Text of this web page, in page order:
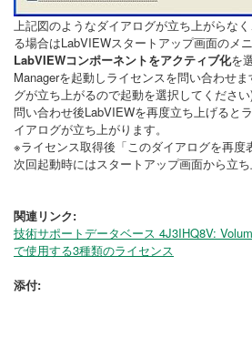
上記図のようなダイアログが立ち上がらな
る場合はLabVIEWスタートアップ画面のメ
LabVIEWコンポーネントをアクティブ化を
Managerを起動しライセンスを問い合わせ
グが立ち上がるので起動を選択してください)
問い合わせ後LabVIEWを再度立ち上げると
イアログが立ち上がります。
※ライセンス取得後「このダイアログを再度
次回起動時にはスタートアップ画面から立ち
関連リンク:
技術サポートデータベース 4J3IHQ8V:
で使用する3種類のライセンス
添付: